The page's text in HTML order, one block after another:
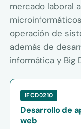
mercado laboral
operación de
además de
informática y Big
IFCD0210
Desarrollo de
web